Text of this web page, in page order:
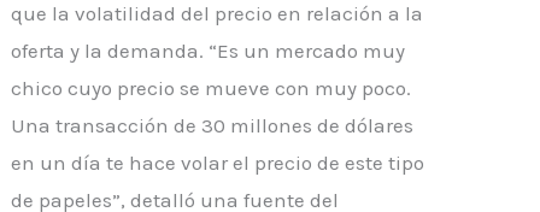
que la volatilidad del precio en relación a la
oferta y la demanda. “Es un mercado muy
chico cuyo precio se mueve con muy poco.
Una transacción de 30 millones de dólares
en un día te hace volar el precio de este tipo
de papeles”, detalló una fuente del